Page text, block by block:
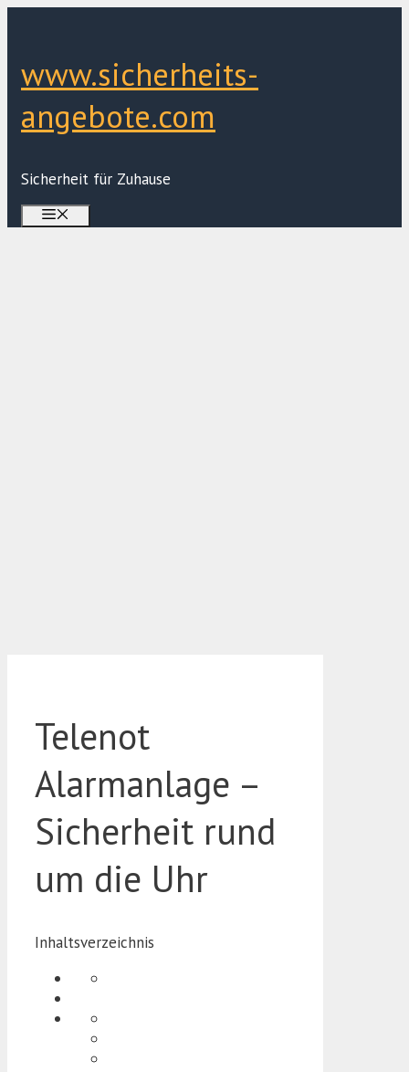
www.sicherheits-
angebote.com
Sicherheit für Zuhause
Telenot
Alarmanlage –
Sicherheit rund
um die Uhr
Inhaltsverzeichnis